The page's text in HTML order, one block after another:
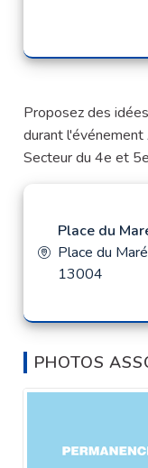
Proposez des
durant
Secteur du 4e et
Place du
Place du
13004
PHOTOS